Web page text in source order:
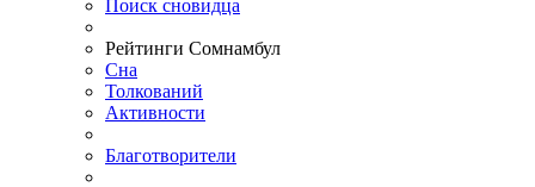
Поиск сновидца
Рейтинги Сомнамбул
Сна
Толкований
Активности
Благотворители